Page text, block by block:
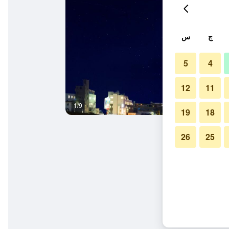
1/9
ج س
4
5
11
12
18
19
25
26